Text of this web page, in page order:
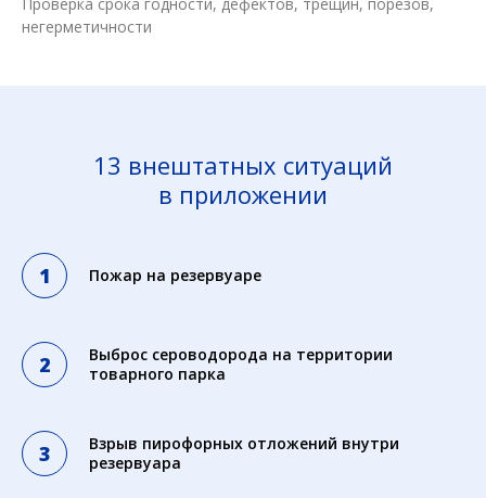
негерметичности
13 внештатных ситуаций
в приложении
Пожар на резервуаре
Выброс сероводорода на территории
товарного парка
Взрыв пирофорных отложений внутри
резервуара